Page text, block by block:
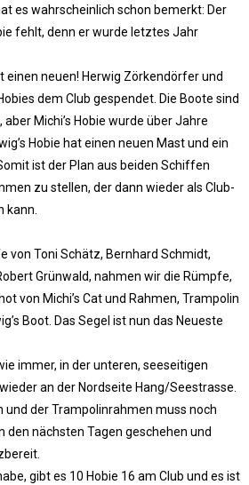
es wahrscheinlich schon bemerkt: Der
fehlt, denn er wurde letztes Jahr
einen neuen! Herwig Zörkendörfer und
dem Club gespendet. Die Boote sind
Michi’s Hobie wurde über Jahre
Hobie hat einen neuen Mast und ein
ist der Plan aus beiden Schiffen
zu stellen, der dann wieder als Club-
kann.
von Toni Schätz, Bernhard Schmidt,
Grünwald, nahmen wir die Rümpfe,
von Michi’s Cat und Rahmen, Trampolin
Boot. Das Segel ist nun das Neueste
immer, in der unteren, seeseitigen
an der Nordseite Hang/Seestrasse.
und der Trampolinrahmen muss noch
den nächsten Tagen geschehen und
gibt es 10 Hobie 16 am Club und es ist